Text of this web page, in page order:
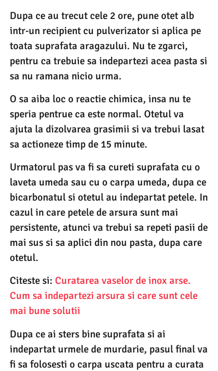
Dupa ce au trecut cele 2 ore, pune otet alb
intr-un recipient cu pulverizator si aplica pe
toata suprafata aragazului. Nu te zgarci,
pentru ca trebuie sa indepartezi acea pasta si
sa nu ramana nicio urma.
O sa aiba loc o reactie chimica, insa nu te
speria pentrue ca este normal. Otetul va
ajuta la dizolvarea grasimii si va trebui lasat
sa actioneze timp de 15 minute.
Urmatorul pas va fi sa cureti suprafata cu o
laveta umeda sau cu o carpa umeda, dupa ce
bicarbonatul si otetul au indepartat petele. In
cazul in care petele de arsura sunt mai
persistente, atunci va trebui sa repeti pasii de
mai sus si sa aplici din nou pasta, dupa care
otetul.
Citeste si: Curatarea vaselor de inox arse.
Cum sa indepartezi arsura si care sunt cele
mai bune solutii
Dupa ce ai sters bine suprafata si ai
indepartat urmele de murdarie, pasul final va
fi sa folosesti o carpa uscata pentru a curata